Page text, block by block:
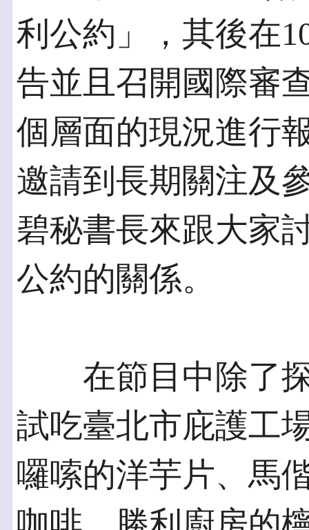
利公約」，其後在
告並且召開國際審
個層面的現況進行
邀請到長期關注及
碧秘書長來跟大家
公約的關係。
在節目中除了探
試吃臺北市庇護工
囉嗦的洋芋片、馬